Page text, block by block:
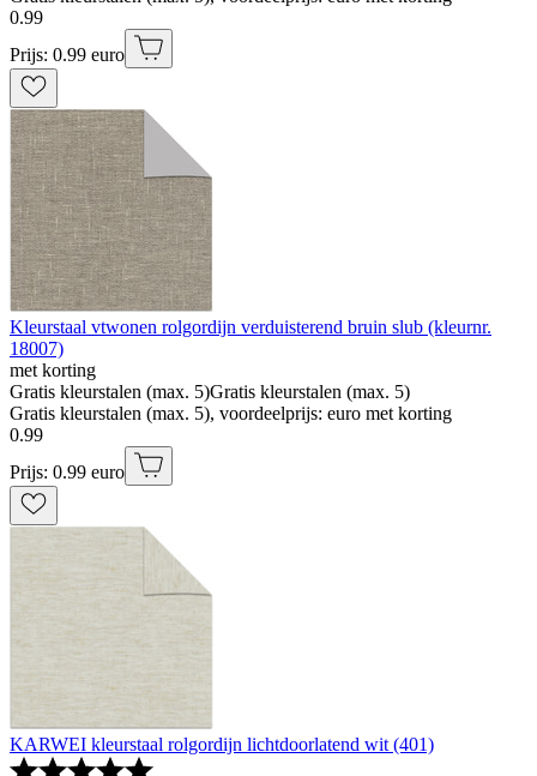
0.99
Prijs: 0.99 euro
Kleurstaal vtwonen rolgordijn verduisterend bruin slub (kleurnr.
18007)
met korting
Gratis kleurstalen (max. 5)Gratis kleurstalen (max. 5)
Gratis kleurstalen (max. 5), voordeelprijs: euro met korting
0.99
Prijs: 0.99 euro
KARWEI kleurstaal rolgordijn lichtdoorlatend wit (401)